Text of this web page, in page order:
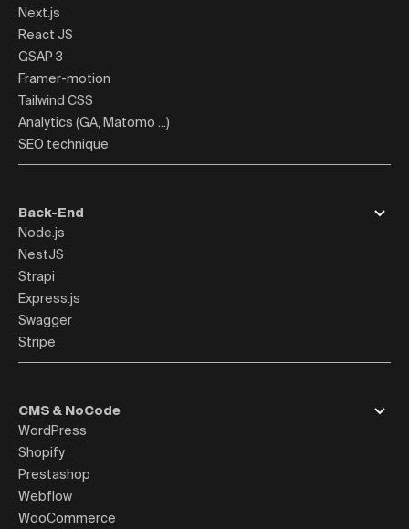
Next.js
React JS
GSAP 3
Framer-motion
Tailwind CSS
Analytics (GA, Matomo ...)
SEO technique
Back-End
Node.js
NestJS
Strapi
Express.js
Swagger
Stripe
CMS & NoCode
WordPress
Shopify
Prestashop
Webflow
WooCommerce